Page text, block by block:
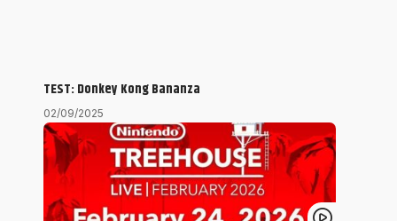
TEST: Donkey Kong Bananza
02/09/2025